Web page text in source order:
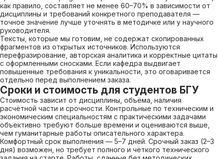
как правило, составляет не менее 60–70% в зависимости от
дисциплины и требований конкретного преподавателя —
точное значение лучше уточнять в методичке или у научного
руководителя.
Тексты, которые мы готовим, не содержат скопированных
фрагментов из открытых источников. Используются
перефразирование, авторская аналитика и корректные цитаты
с оформленными сносками. Если кафедра выдвигает
повышенные требования к уникальности, это оговаривается
отдельно перед выполнением заказа.
Сроки и стоимость для студентов БГУ
Стоимость зависит от дисциплины, объёма, наличия
расчётной части и срочности. Контрольные по техническим и
экономическим специальностям с практическими задачами
объективно требуют больше времени и оцениваются выше,
чем гуманитарные работы описательного характера.
Комфортный срок выполнения — 5–7 дней. Срочный заказ (2–3
дня) возможен, но требует полного и чёткого технического